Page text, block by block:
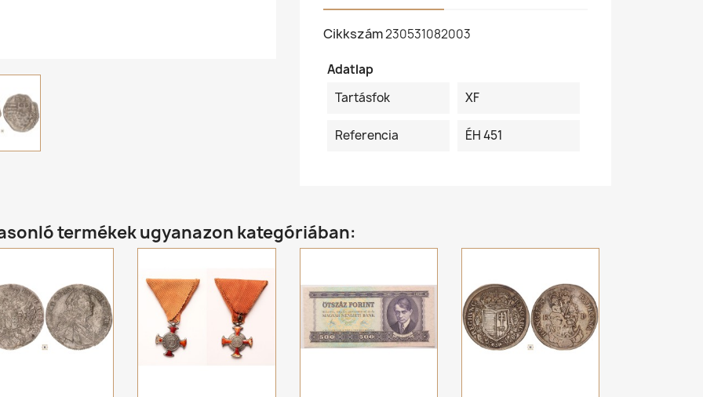
Cikkszám230531082003
Adatlap
Tartásfok
XF
Referencia ÉH 451
termékek ugyanazon kategóriában: